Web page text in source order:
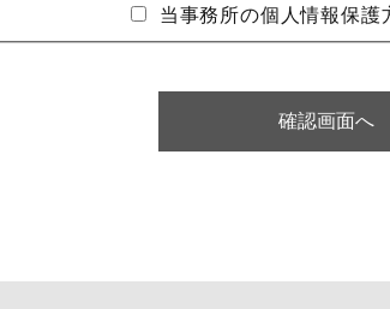
当事務所の個人情報保護
確認画面へ